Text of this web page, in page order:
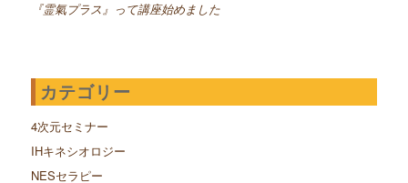
『霊氣プラス』って講座始めました
カテゴリー
4次元セミナー
IHキネシオロジー
NESセラピー